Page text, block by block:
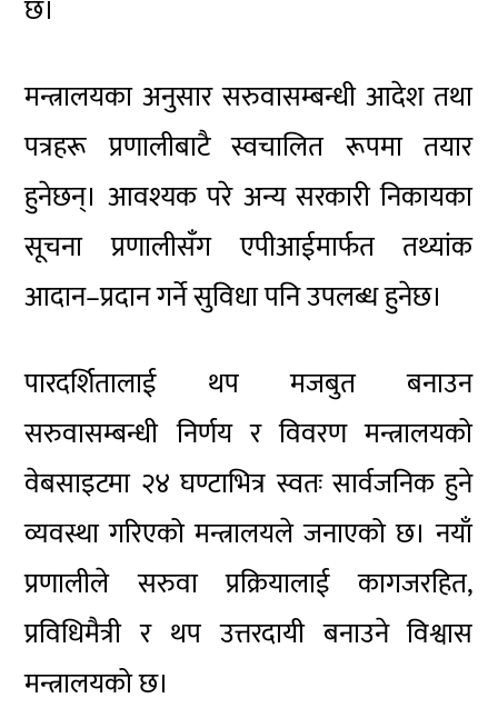
छ।
मन्त्रालयका अनुसार सरुवासम्बन्धी आदेश तथा
पत्रहरू प्रणालीबाटै स्वचालित रूपमा तयार
हुनेछन्। आवश्यक परे अन्य सरकारी निकायका
सूचना प्रणालीसँग एपीआईमार्फत तथ्यांक
आदान–प्रदान गर्ने सुविधा पनि उपलब्ध हुनेछ।
पारदर्शितालाई थप मजबुत बनाउन
सरुवासम्बन्धी निर्णय र विवरण मन्त्रालयको
वेबसाइटमा २४ घण्टाभित्र स्वतः सार्वजनिक हुने
व्यवस्था गरिएको मन्त्रालयले जनाएको छ। नयाँ
प्रणालीले सरुवा प्रक्रियालाई कागजरहित,
प्रविधिमैत्री र थप उत्तरदायी बनाउने विश्वास
मन्त्रालयको छ।